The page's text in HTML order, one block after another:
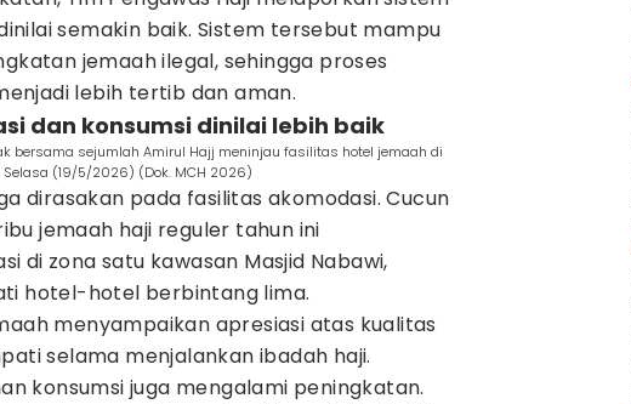
semakin baik. Sistem tersebut mampu
jemaah ilegal, sehingga proses
lebih tertib dan aman.
dan konsumsi dinilai lebih baik
bersama sejumlah Amirul Hajj meninjau fasilitas hotel jemaah di
Selasa (19/5/2026) (Dok. MCH 2026)
dirasakan pada fasilitas akomodasi. Cucun
jemaah haji reguler tahun ini
di zona satu kawasan Masjid Nabawi,
hotel-hotel berbintang lima.
menyampaikan apresiasi atas kualitas
selama menjalankan ibadah haji.
konsumsi juga mengalami peningkatan.